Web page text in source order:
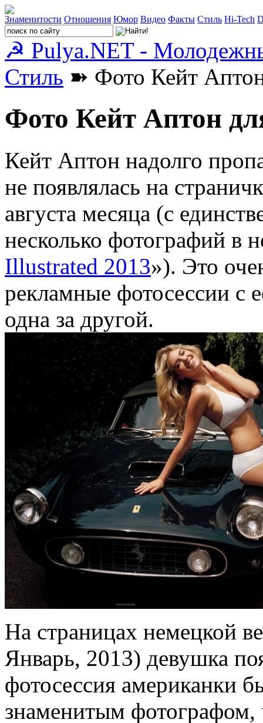
Знаменитости Отношения Юмор Видео Факты Стиль Hi-Tech
☭ Pulya.NET -
Стиль ➽ Фото Кейт
Фото Кейт Аптон
Кейт Аптон надолго
не появлялась на
августа месяца (с
несколько фотографий в
Illustrated 2013»). Это
рекламные фотосессии с
одна за другой.
На страницах немецкой
Январь, 2013) девушка
фотосессия американки
знаменитым фотографом,